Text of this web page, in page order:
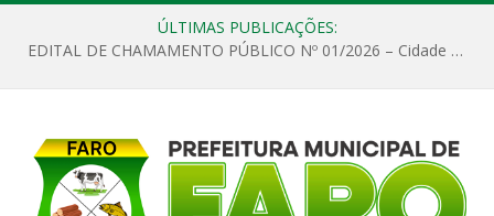
ÚLTIMAS PUBLICAÇÕES:
EDITAL DE CHAMAMENTO PÚBLICO Nº 01/2026 – Cidade de Faro